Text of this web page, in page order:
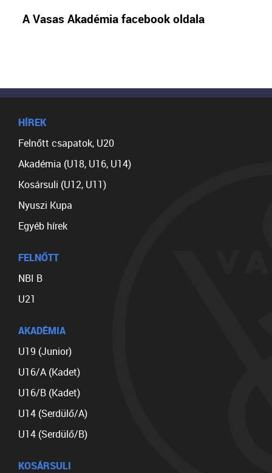
A Vasas Akadémia facebook oldala
HÍREK
Felnőtt csapatok, U20
Akadémia (U18, U16, U14)
Kosársuli (U12, U11)
Nyuszi Kupa
Egyéb hírek
FELNŐTT
NBI B
U21
AKADÉMIA
U19 (Junior)
U16/A (Kadet)
U16/B (Kadet)
U14 (Serdülő/A)
U14 (Serdülő/B)
KOSÁRSULI